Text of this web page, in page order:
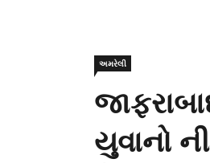
અમરેલી
યુવાનો